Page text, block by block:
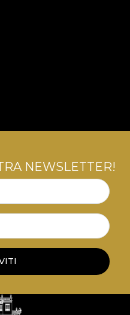
NEWSLETTER!